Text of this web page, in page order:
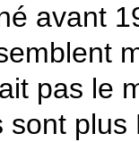
avant
pas le
sont